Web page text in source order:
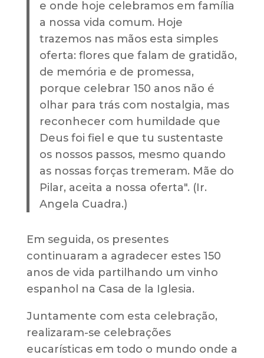
e onde hoje celebramos em família
a nossa vida comum. Hoje
trazemos nas mãos esta simples
oferta: flores que falam de gratidão,
de memória e de promessa,
porque celebrar 150 anos não é
olhar para trás com nostalgia, mas
reconhecer com humildade que
Deus foi fiel e que tu sustentaste
os nossos passos, mesmo quando
as nossas forças tremeram. Mãe do
Pilar, aceita a nossa oferta". (Ir.
Angela Cuadra.)
Em seguida, os presentes
continuaram a agradecer estes 150
anos de vida partilhando um vinho
espanhol na Casa de la Iglesia.
Juntamente com esta celebração,
realizaram-se celebrações
eucarísticas em todo o mundo onde a